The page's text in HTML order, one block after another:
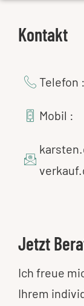
Kontakt
Telefon
Mobil :
Jetzt
Ich freue
Ihrem